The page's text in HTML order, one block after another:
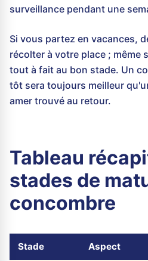
surveillance pendant une
Si vous partez en vacances,
récolter à votre place ; même
tout à fait au bon stade. Un
tôt sera toujours meilleur
amer trouvé au retour.
Tableau
stades de
concombre
Stade Aspect